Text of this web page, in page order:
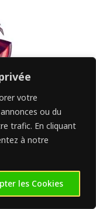
votre
ou du
trafic. En cliquant
à notre
les Cookies